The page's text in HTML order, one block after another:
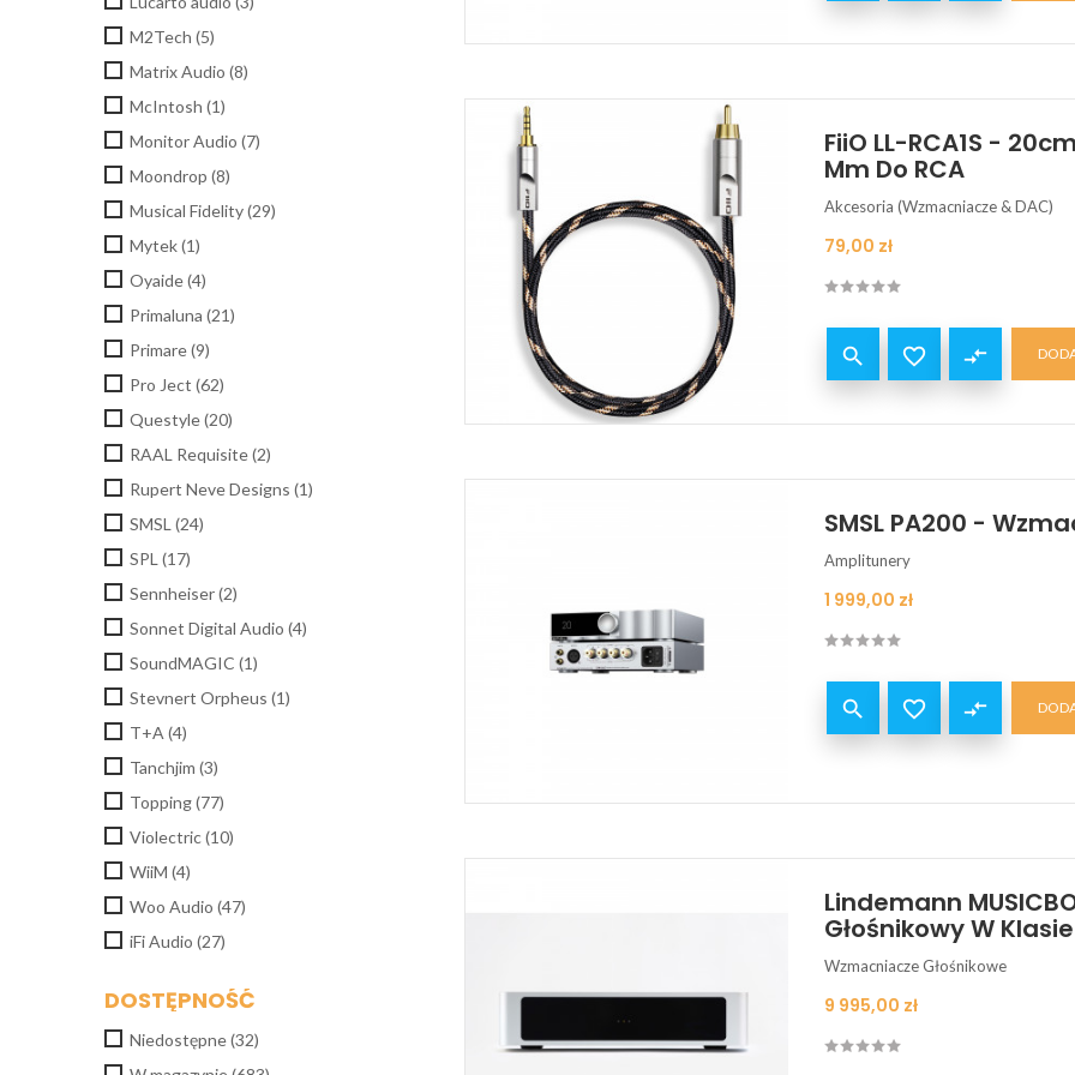
M2Tech (5)
Matrix Audio (8)
McIntosh (1)
Monitor Audio (7)
Moondrop (8)
Musical Fidelity(29)
Mytek(1)
Oyaide(4)
Primaluna (21)
Primare(9)
Pro Ject (62)
Questyle(20)
RAAL Requisite(2)
Rupert Neve Designs (1)
SMSL (24)
SPL (17)
Sennheiser(2)
Sonnet Digital Audio (4)
SoundMAGIC (1)
Stevnert Orpheus (1)
T+A (4)
Tanchjim (3)
Topping(77)
Violectric(10)
WiiM (4)
Woo Audio (47)
iFi Audio (27)
DOSTĘPNOŚĆ
Niedostępne(32)
FiiO LL-RCA1S -
Mm Do RCA
Akcesoria (Wzmacniacze & DAC)
Cena
79,00 zł
  compare_arrows
SMSL PA200 -
Amplitunery
Cena
1 999,00 zł
  compare_arrows
Lindemann
Głośnikowy W
Wzmacniacze Głośnikowe
Cena
9 995,00 zł